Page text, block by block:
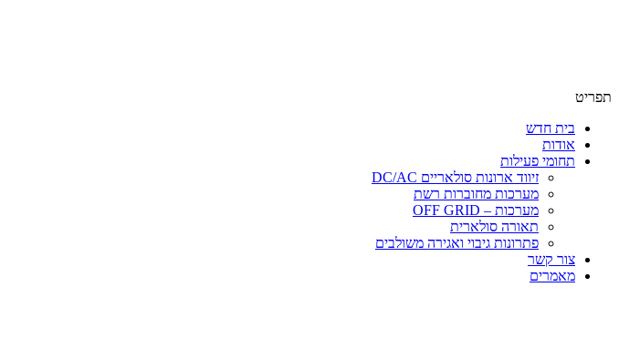
תפריט
בית חדש
אודות
תחומי פעילות
זיווד ארונות סולאריים DC/AC
מערכות מחוברות רשת
מערכות – OFF GRID
תאורה סולארית
פתרונות גיבוי ואגירה משולבים
צור קשר
מאמרים